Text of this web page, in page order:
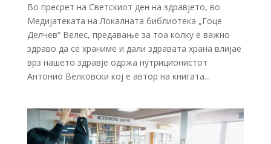
Во пресрет на Светскиот ден на здравјето, во
Медијатеката на Локалната библиотека „Гоце
Делчев“ Велес, предавање за тоа колку е важно
здраво да се храниме и дали здравата храна влијае
врз нашето здравје одржа нутриционистот
Антонио Велковски кој е автор на книгата...